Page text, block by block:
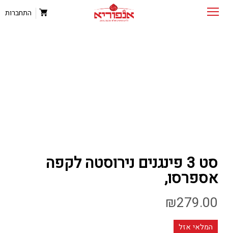
התחברות
סט 3 פינגנים נירוסטה לקפה
אספרסו,
₪279.00
המלאי אזל